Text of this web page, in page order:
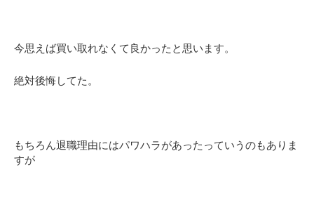
今思えば買い取れなくて良かったと思います。
絶対後悔してた。
もちろん退職理由にはパワハラがあったっていうのもありま
すが